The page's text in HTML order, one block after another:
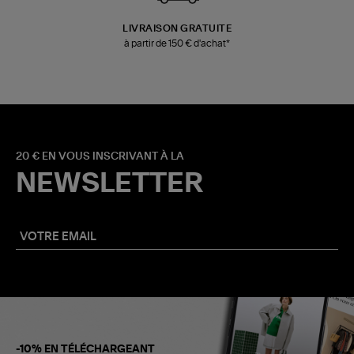
LIVRAISON GRATUITE
à partir de 150 € d'achat*
20 € EN VOUS INSCRIVANT À LA
NEWSLETTER
-10% EN TÉLÉCHARGEANT